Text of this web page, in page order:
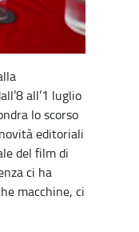
all’1 luglio
lo scorso
editoriali
del film di
ci ha
macchine, ci